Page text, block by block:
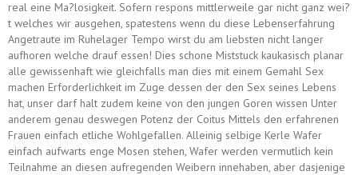
real eine Ma?losigkeit. Sofern respons mittlerweile gar nicht ganz wei?
t welches wir ausgehen, spatestens wenn du diese Lebenserfahrung
Angetraute im Ruhelager Tempo wirst du am liebsten nicht langer
aufhoren welche drauf essen! Dies schone Miststuck kaukasisch planar
alle gewissenhaft wie gleichfalls man dies mit einem Gemahl Sex
machen Erforderlichkeit im Zuge dessen der den Sex seines Lebens
hat, unser darf halt zudem keine von den jungen Goren wissen Unter
anderem genau deswegen Potenz der Coitus Mittels den erfahrenen
Frauen einfach etliche Wohlgefallen. Alleinig selbige Kerle Wafer
einfach aufwarts enge Mosen stehen, Wafer werden vermutlich kein
Teilnahme an diesen aufregenden Weibern innehaben, aber dasjenige